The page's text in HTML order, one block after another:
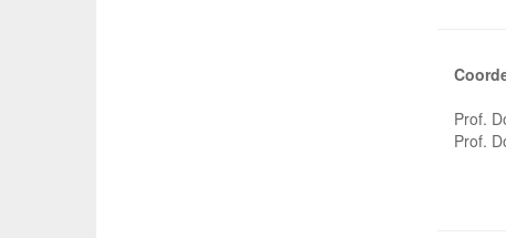
Prof.
Prof.